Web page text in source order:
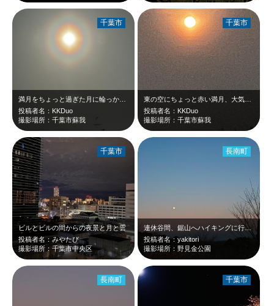
満月をちょっと過ぎた月に輪っかがかかってます。月暈という現象で、神秘的です。
投稿者名：KKDuo
撮影場所：千葉市蘇我
千葉市
東の空にちょっと赤い満月、大気に塵が多いのか？
投稿者名：KKDuo
撮影場所：千葉市蘇我
千葉市
ビルとビルの間からの夜景と月と雲
投稿者名：みやたび
撮影場所：千葉市中央区
千葉市
連休谷間、鋸山へハイキングに行く前に、ここで、朝日の撮影です。日の出が遅いこの…
投稿者名：yakitori
撮影場所：野見金公園
長南町
長南町 千葉市